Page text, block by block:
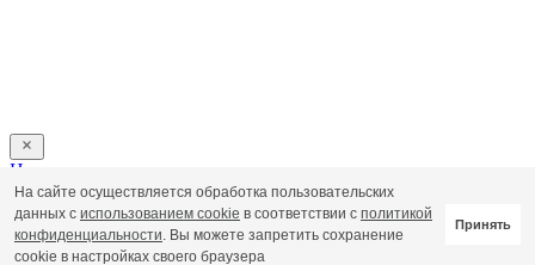
Напишите нам
Пользовательское соглашение
Политика обработки персональных данных
На сайте осуществляется обработка пользовательских
данных с использованием cookie в соответствии с политикой
конфиденциальности. Вы можете запретить сохранение
cookie в настройках своего браузера
Принять